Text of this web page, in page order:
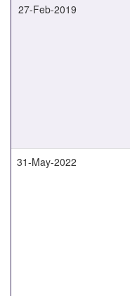
27-Feb-2019
31-May-2022